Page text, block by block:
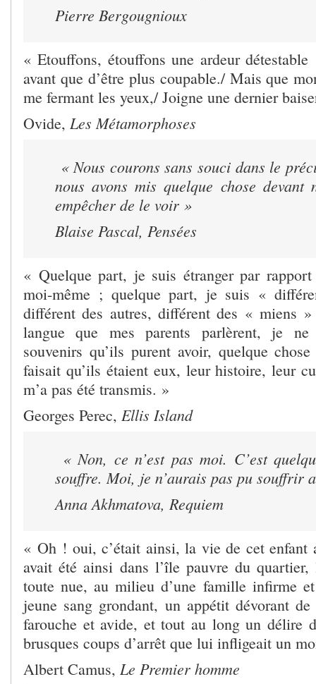
Pierre Bergougnioux
« Etouffons, étouffons une ardeur
avant que d’être plus coupable./ Mais que
me fermant les yeux,/ Joigne une dernier
Ovide, Les Métamorphoses
« Nous courons sans souci dans le
nous avons mis quelque chose devant
empêcher de le voir »
Blaise Pascal, Pensées
« Quelque part, je suis étranger par
moi-même ; quelque part, je suis «
différent des autres, différent des « miens
langue que mes parents parlèrent, je ne
souvenirs qu’ils purent avoir, quelque
faisait qu’ils étaient eux, leur histoire, leur
m’a pas été transmis. »
Georges Perec, Ellis Island
« Non, ce n’est pas moi. C’est
souffre. Moi, je n’aurais pas pu souffrir
Anna Akhmatova, Requiem
« Oh ! oui, c’était ainsi, la vie de cet enfant
avait été ainsi dans l’île pauvre du
toute nue, au milieu d’une famille infirme
jeune sang grondant, un appétit dévorant
farouche et avide, et tout au long un délire
brusques coups d’arrêt que lui infligeait un
Albert Camus, Le Premier homme